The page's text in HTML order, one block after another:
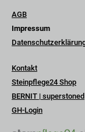
Navigation
überspringen
AGB
Impressum
Navigation
überspringen
Kontakt
Steinpflege24 Shop
BERNIT | superstoned
GH-Login